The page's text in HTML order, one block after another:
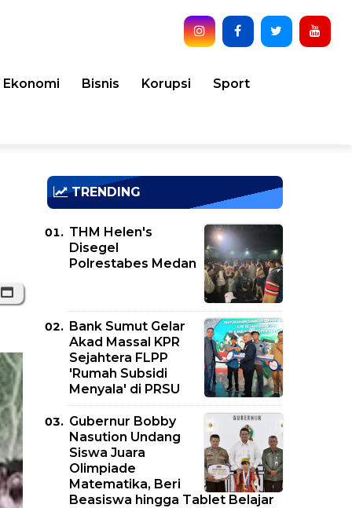
Ekonomi Bisnis Korupsi Sport
TRENDING
THM Helen's
Disegel
Polrestabes Medan
Bank Sumut Gelar
Akad Massal KPR
Sejahtera FLPP
'Rumah Subsidi
Menyala' di PRSU
Gubernur Bobby
Nasution Undang
Siswa Juara
Olimpiade
Matematika, Beri
Beasiswa hingga Tablet Belajar